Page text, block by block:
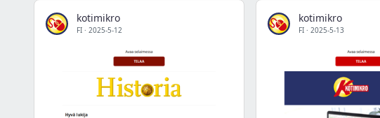
kotimikro
FI · 2025-5-12
kotimikro
FI · 2025-5-13